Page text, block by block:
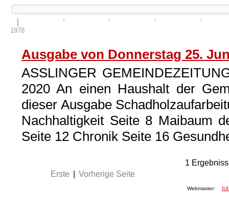
1978
Ausgabe von Donnerstag 25.
ASSLINGER
2020 An einen Haushalt der
dieser Ausgabe
Nachhaltigkeit Seite 8 Maibaum
Seite 12 Chronik Seite 16
1
Erste
Vorherige Seite
Webmaster: